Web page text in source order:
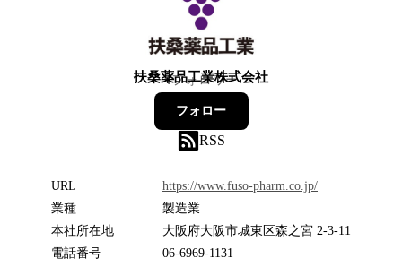
扶桑薬品工業株式会社
4フォロワー
フォロー
RSS
URL
https://www.fuso-pharm.co.jp/
業種
製造業
本社所在地
大阪府大阪市城東区森之宮 2-3-11
電話番号
06-6969-1131